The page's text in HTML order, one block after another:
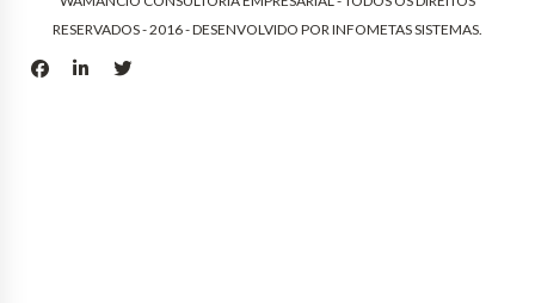
RESERVADOS - 2016 - DESENVOLVIDO PORINFOMETAS SISTEMAS.